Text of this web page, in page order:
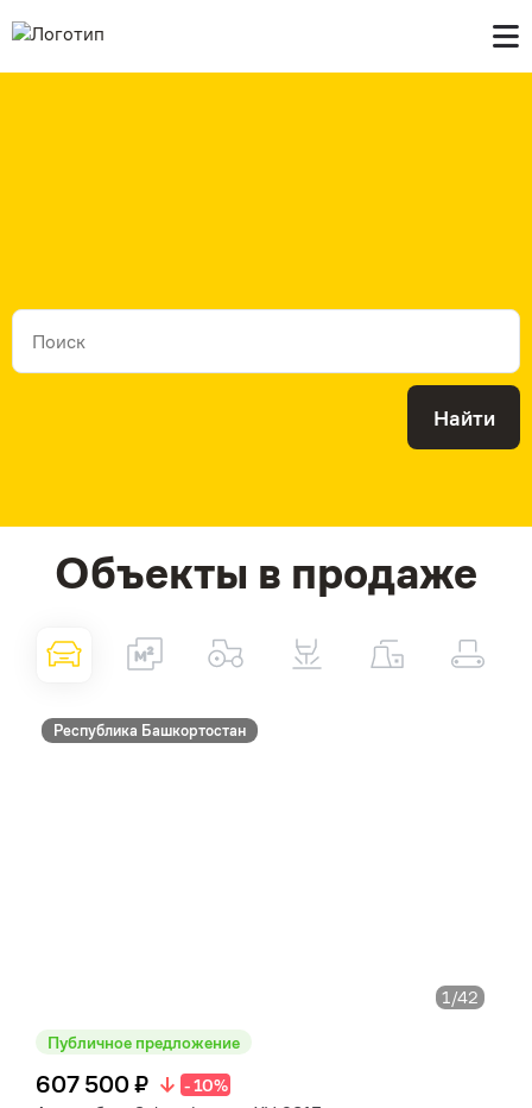
Найти
Объекты в продаже
Республика Башкортостан
1/42
Публичное предложение
607 500 ₽
- 10%